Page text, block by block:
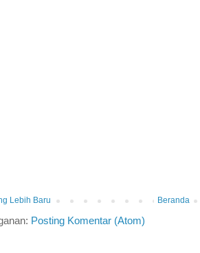
Lebih Baru Beranda
Posting Komentar (Atom)